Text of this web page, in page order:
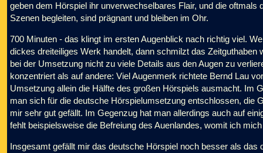
geben dem Hörspiel ihr unverwechselbares Flair, und die oftmals
Szenen begleiten, sind prägnant und bleiben im Ohr.
700 Minuten - das klingt im ersten Augenblick nach richtig viel.
dickes dreiteiliges Werk handelt, dann schmilzt das
bei der Umsetzung nicht zu viele Details aus den Augen zu
konzentriert als auf andere: Viel Augenmerk richtete Bernd Lau
Umsetzung allein die Hälfte des großen Hörspiels ausmacht. Im
man sich für die deutsche Hörspielumsetzung entschlossen, die
mir sehr gut gefällt. Im Gegenzug hat man allerdings auch auf
fehlt beispielsweise die Befreiung des Auenlandes, womit ich
Insgesamt gefällt mir das deutsche Hörspiel noch besser als